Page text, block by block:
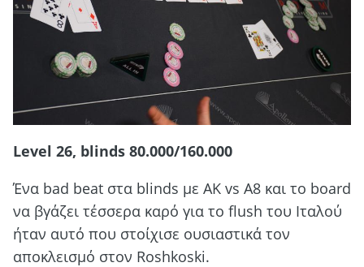
Level 26, blinds 80.000/160.000
Ένα bad beat στα blinds με AK vs A8 και το board
να βγάζει τέσσερα καρό για το flush του Ιταλού
ήταν αυτό που στοίχισε ουσιαστικά τον
αποκλεισμό στον Roshkoski.